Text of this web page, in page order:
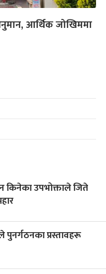
आर्थिक जोखिममा
किनेका उपभोक्ताले जिते
प्रस्तावहरू